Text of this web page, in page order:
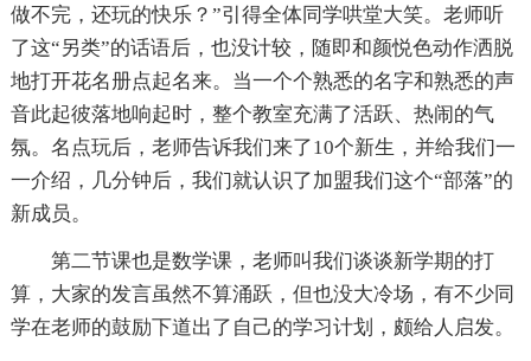
做不完，还玩的快乐？”引得全体同学哄堂大笑。老师听
了这“另类”的话语后，也没计较，随即和颜悦色动作洒脱
地打开花名册点起名来。当一个个熟悉的名字和熟悉的声
音此起彼落地响起时，整个教室充满了活跃、热闹的气
氛。名点玩后，老师告诉我们来了10个新生，并给我们一
一介绍，几分钟后，我们就认识了加盟我们这个“部落”的
新成员。
第二节课也是数学课，老师叫我们谈谈新学期的打
算，大家的发言虽然不算涌跃，但也没大冷场，有不少同
学在老师的鼓励下道出了自己的学习计划，颇给人启发。